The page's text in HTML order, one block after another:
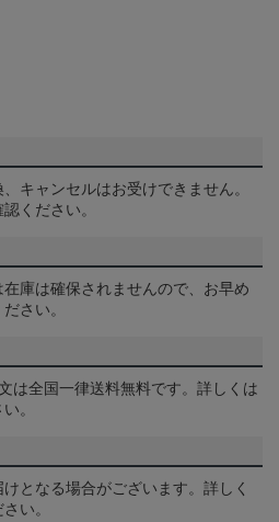
キャンセルはお受けできません。
ください。
庫は確保されませんので、お早め
さい。
は全国一律送料無料です。詳しくは
。
となる場合がございます。詳しく
い。